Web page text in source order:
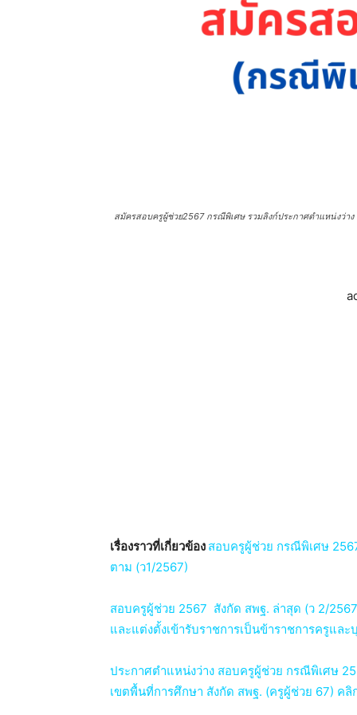
สมัครสอบครูผู้ช่วย2567 กรณีพิเศษ รวมลิงก์ประกาศตำแหน่งว่
เรื่องราวที่เกี่ยวข้อง สอบครูผู้ช่วย กรณีพิเศษ
ตาม (ว1/2567)
สอบครูผู้ช่วย 2567 สังกัด สพฐ. ล่าสุด (ว 2/
และแต่งตั้งเข้ารับราชการเป็นข้าราชการครูแ
ประกาศตำแหน่งว่าง สอบครูผู้ช่วย กรณีพิเศษ
เขตพื้นที่การศึกษา สังกัด สพฐ. (ครูผู้ช่วย 67) คลิ